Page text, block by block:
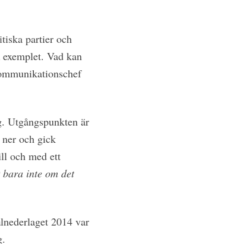
partier och
Vad kan
Utgångspunkten är
och gick
och med ett
inte om det
2014 var